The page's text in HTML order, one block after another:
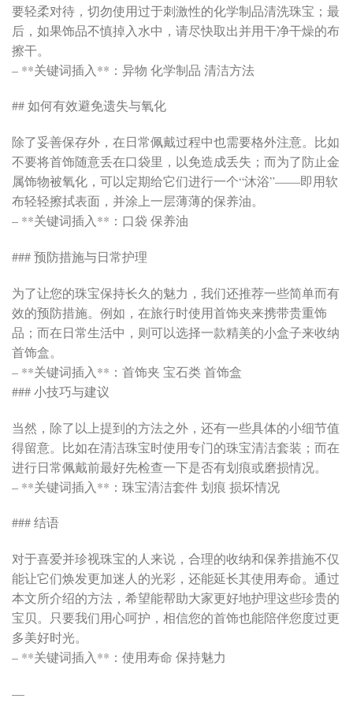
要轻柔对待，切勿使用过于刺激性的化学制品清洗珠宝；最
后，如果饰品不慎掉入水中，请尽快取出并用干净干燥的布
擦干。
– **关键词插入**：异物 化学制品 清洁方法
## 如何有效避免遗失与氧化
除了妥善保存外，在日常佩戴过程中也需要格外注意。比如
不要将首饰随意丢在口袋里，以免造成丢失；而为了防止金
属饰物被氧化，可以定期给它们进行一个“沐浴”——即用软
布轻轻擦拭表面，并涂上一层薄薄的保养油。
– **关键词插入**：口袋 保养油
### 预防措施与日常护理
为了让您的珠宝保持长久的魅力，我们还推荐一些简单而有
效的预防措施。例如，在旅行时使用首饰夹来携带贵重饰
品；而在日常生活中，则可以选择一款精美的小盒子来收纳
首饰盒。
– **关键词插入**：首饰夹 宝石类 首饰盒
### 小技巧与建议
当然，除了以上提到的方法之外，还有一些具体的小细节值
得留意。比如在清洁珠宝时使用专门的珠宝清洁套装；而在
进行日常佩戴前最好先检查一下是否有划痕或磨损情况。
– **关键词插入**：珠宝清洁套件 划痕 损坏情况
### 结语
对于喜爱并珍视珠宝的人来说，合理的收纳和保养措施不仅
能让它们焕发更加迷人的光彩，还能延长其使用寿命。通过
本文所介绍的方法，希望能帮助大家更好地护理这些珍贵的
宝贝。只要我们用心呵护，相信您的首饰也能陪伴您度过更
多美好时光。
– **关键词插入**：使用寿命 保持魅力
—